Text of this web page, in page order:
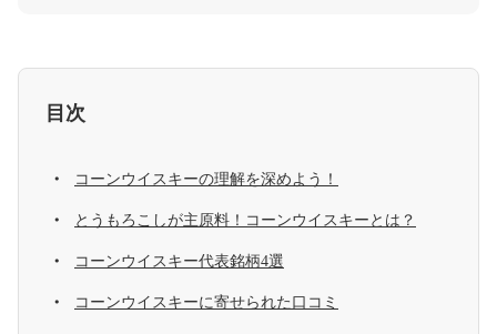
目次
コーンウイスキーの理解を深めよう！
とうもろこしが主原料！コーンウイスキーとは？
コーンウイスキー代表銘柄4選
コーンウイスキーに寄せられた口コミ